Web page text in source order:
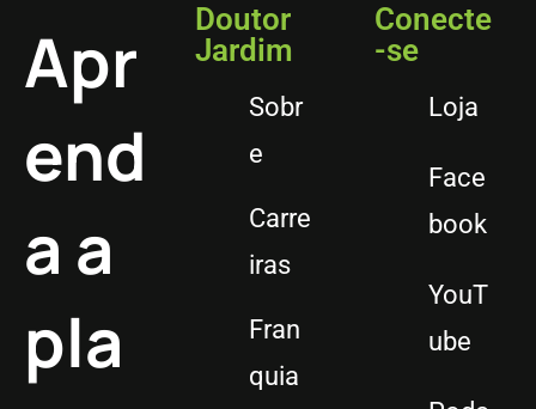
Apr
end
a a
pla
Doutor
Jardim
Sobr
e
Carre
iras
Fran
quia
Conecte
-se
Loja
Face
book
YouT
ube